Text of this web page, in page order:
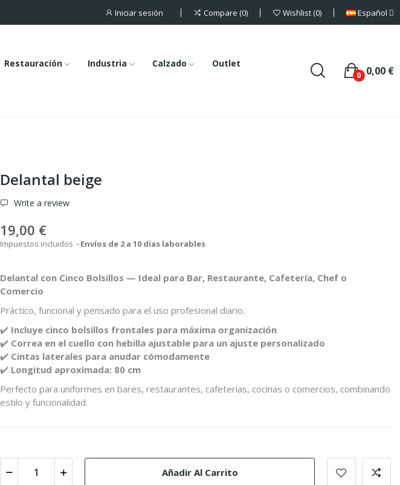
Iniciar sesión Compare 0 Wishlist 0 Español
Restauración Industria Calzado
Outlet
0,00 €
0
Delantal beige
Write a review
19,00 €
Impuestos incluidos Envíos de 2 a 10 días laborables
Delantal con Cinco Bolsillos — Ideal para Bar, Restaurante, Cafetería, Chef o
Comercio
Práctico, funcional y pensado para el uso profesional diario.
✔️ Incluye cinco bolsillos frontales para máxima organización
✔️ Correa en el cuello con hebilla ajustable para un ajuste personalizado
✔️ Cintas laterales para anudar cómodamente
✔️ Longitud aproximada: 80 cm
Perfecto para uniformes en bares, restaurantes, cafeterías, cocinas o comercios, combinando
estilo y funcionalidad.
Añadir Al Carrito